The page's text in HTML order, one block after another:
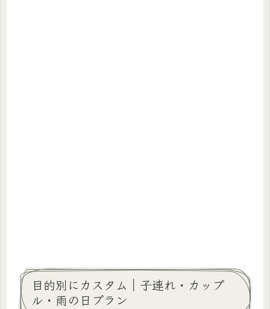
目的別にカスタム｜子連れ・カップ
ル・雨の日プラン